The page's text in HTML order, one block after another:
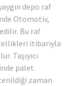
depo raf
Otomotiv,
Bu raf
itibarıyla
Taşıyıcı
palet
zaman